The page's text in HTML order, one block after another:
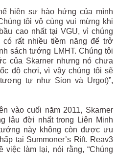
hiện sự hào hứng của mình
tôi vô cùng vui mừng khi
cao nhất tại VGU, vì chúng
rất nhiều tiềm năng để trở
sách tướng LMHT. Chúng tôi
của Skarner nhưng nó chưa
độ chơi, vì vậy chúng tôi sẽ
tự như Sion và Urgot)”,
vào cuối năm 2011, Skarner
lâu đời nhất trong Liên Minh
này không còn được ưu
tại Summoner’s Rift. Reav3
làm lại, nói rằng, “Chúng